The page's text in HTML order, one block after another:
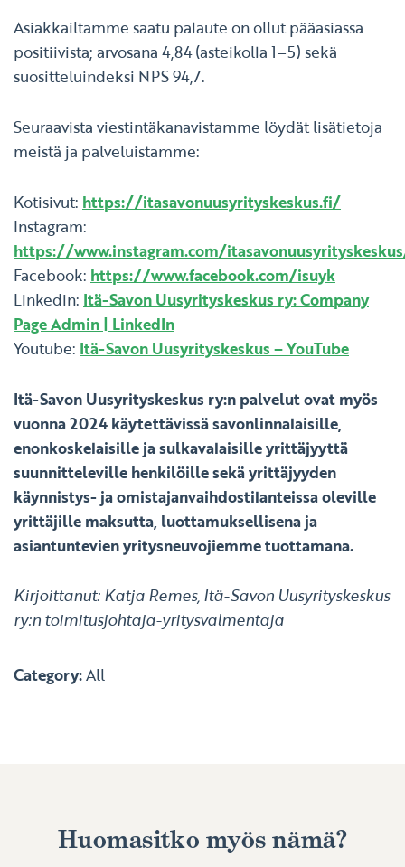
Asiakkailtamme saatu palaute on ollut pääasiassa
positiivista; arvosana 4,84 (asteikolla 1–5) sekä
suositteluindeksi NPS 94,7.
Seuraavista viestintäkanavistamme löydät lisätietoja
meistä ja palveluistamme:
Kotisivut: https://itasavonuusyrityskeskus.fi/
Instagram:
https://www.instagram.com/
Facebook: https://www.facebook.com/isuyk
Linkedin: Itä-Savon Uusyrityskeskus ry: Company
Page Admin | LinkedIn
Youtube: Itä-Savon Uusyrityskeskus – YouTube
Itä-Savon Uusyrityskeskus ry:n palvelut ovat myös
vuonna 2024 käytettävissä savonlinnalaisille,
enonkoskelaisille ja sulkavalaisille yrittäjyyttä
suunnitteleville henkilöille sekä yrittäjyyden
käynnistys- ja omistajanvaihdostilanteissa oleville
yrittäjille maksutta, luottamuksellisena ja
asiantuntevien yritysneuvojiemme tuottamana.
Kirjoittanut: Katja Remes, Itä-Savon Uusyrityskeskus
ry:n toimitusjohtaja-yritysvalmentaja
Category:All
Huomasitko myös nämä?